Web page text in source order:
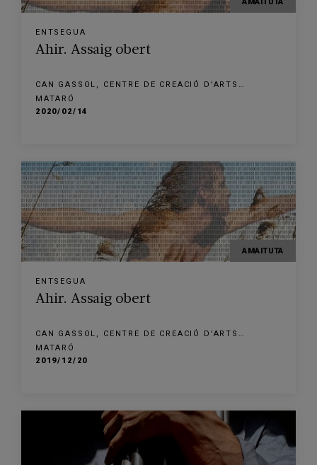
ENTSEGUA
Ahir. Assaig obert
CAN GASSOL, CENTRE DE CREACIÓ D'ARTS
ESCÈNIQUES
MATARÓ
2020/02/14
AMAITUTA
ENTSEGUA
Ahir. Assaig obert
CAN GASSOL, CENTRE DE CREACIÓ D'ARTS
ESCÈNIQUES
MATARÓ
2019/12/20